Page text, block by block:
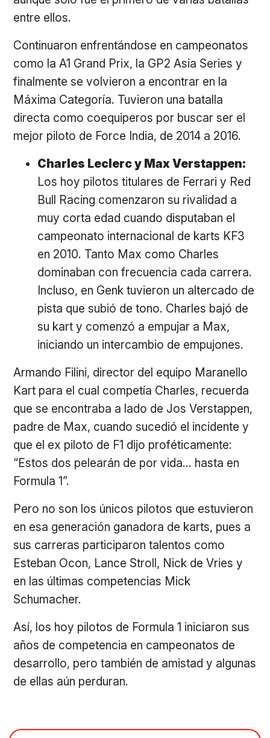
entre ellos.
Continuaron enfrentándose en campeonatos
como la A1 Grand Prix, la GP2 Asia Series y
finalmente se volvieron a encontrar en la
Máxima Categoría. Tuvieron una batalla
directa como coequiperos por buscar ser el
mejor piloto de Force India, de 2014 a 2016.
Charles Leclerc y Max Verstappen:
Los hoy pilotos titulares de Ferrari y Red
Bull Racing comenzaron su rivalidad a
muy corta edad cuando disputaban el
campeonato internacional de karts KF3
en 2010. Tanto Max como Charles
dominaban con frecuencia cada carrera.
Incluso, en Genk tuvieron un altercado de
pista que subió de tono. Charles bajó de
su kart y comenzó a empujar a Max,
iniciando un intercambio de empujones.
Armando Filini, director del equipo Maranello
Kart para el cual competía Charles, recuerda
que se encontraba a lado de Jos Verstappen,
padre de Max, cuando sucedió el incidente y
que el ex piloto de F1 dijo proféticamente:
“Estos dos pelearán de por vida… hasta en
Formula 1”.
Pero no son los únicos pilotos que estuvieron
en esa generación ganadora de karts, pues a
sus carreras participaron talentos como
Esteban Ocon, Lance Stroll, Nick de Vries y
en las últimas competencias Mick
Schumacher.
Así, los hoy pilotos de Formula 1 iniciaron sus
años de competencia en campeonatos de
desarrollo, pero también de amistad y algunas
de ellas aún perduran.